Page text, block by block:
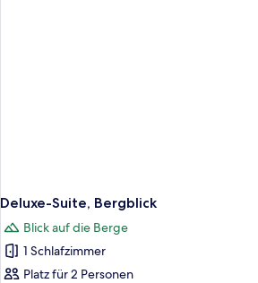
Deluxe-Suite, Bergblick
Blick auf die Berge
1 Schlafzimmer
Platz für 2 Personen